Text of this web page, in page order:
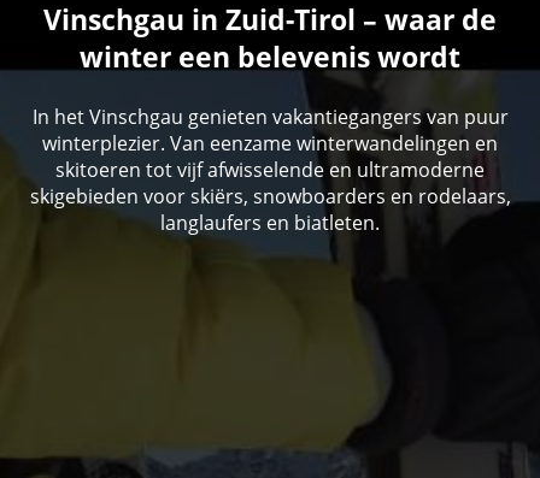
Vinschgau in Zuid-Tirol – waar de
winter een belevenis wordt
In het Vinschgau genieten vakantiegangers van puur
winterplezier. Van eenzame winterwandelingen en
skitoeren tot vijf afwisselende en ultramoderne
skigebieden voor skiërs, snowboarders en rodelaars,
langlaufers en biatleten.